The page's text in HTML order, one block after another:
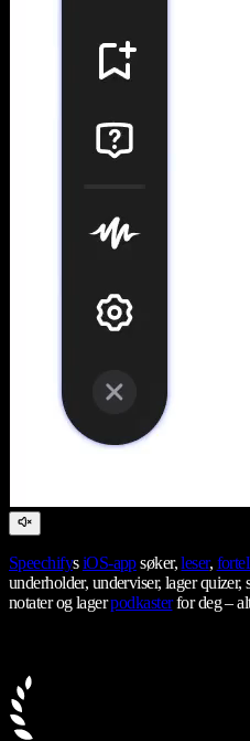
SpeechifysiOS-appsøker,leser,
underholder, underviser, lager quizer,
notater og lagerpodkasterfor deg –